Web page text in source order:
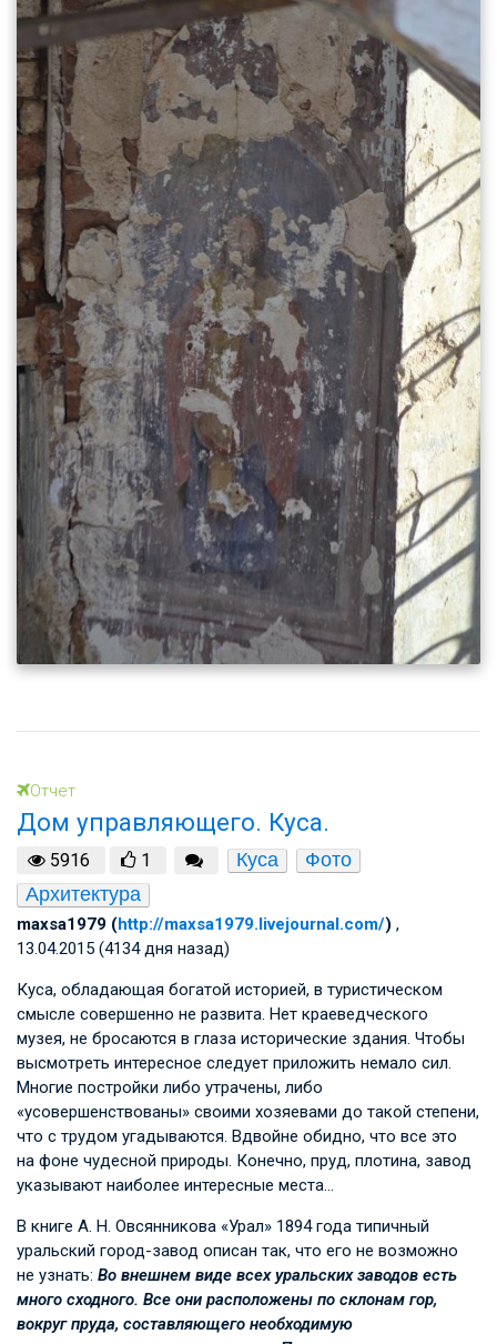
Отчет
Дом управляющего. Куса.
5916 1 Куса
Фото
Архитектура
maxsa1979 (http://maxsa1979.livejournal.com/) ,
13.04.2015 (4134 дня назад)
Куса, обладающая богатой историей, в туристическом
смысле совершенно не развита. Нет краеведческого
музея, не бросаются в глаза исторические здания. Чтобы
высмотреть интересное следует приложить немало сил.
Многие постройки либо утрачены, либо
«усовершенствованы» своими хозяевами до такой степени,
что с трудом угадываются. Вдвойне обидно, что все это
на фоне чудесной природы. Конечно, пруд, плотина, завод
указывают наиболее интересные места…
В книге А. Н. Овсянникова «Урал» 1894 года типичный
уральский город-завод описан так, что его не возможно
не узнать: Во внешнем виде всех уральских заводов есть
много сходного. Все они расположены по склонам гор,
вокруг пруда, составляющего необходимую